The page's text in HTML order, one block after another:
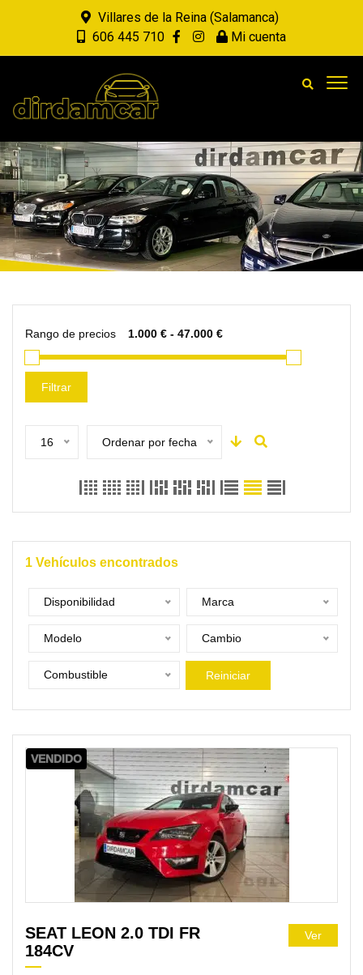
Villares de la Reina (Salamanca)
606 445 710
Mi cuenta
Rango de precios
Filtrar
16 Ordenar por fecha
1 Vehículos encontrados
Disponibilidad Marca
Modelo Cambio
Combustible Reiniciar
VENDIDO
SEAT LEON 2.0 TDI FR
184CV
Ver